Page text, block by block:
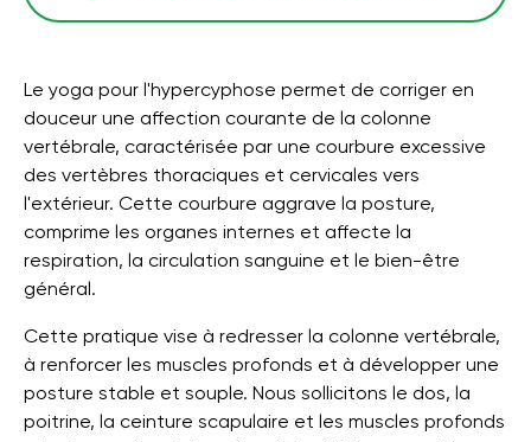
Le yoga pour l'hypercyphose permet de corriger en
douceur une affection courante de la colonne
vertébrale, caractérisée par une courbure excessive
des vertèbres thoraciques et cervicales vers
l'extérieur. Cette courbure aggrave la posture,
comprime les organes internes et affecte la
respiration, la circulation sanguine et le bien-être
général.
Cette pratique vise à redresser la colonne vertébrale,
à renforcer les muscles profonds et à développer une
posture stable et souple. Nous sollicitons le dos, la
poitrine, la ceinture scapulaire et les muscles profonds